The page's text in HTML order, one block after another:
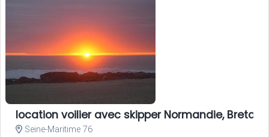
location voilier avec skipper Normandie,
Seine-Maritime 76